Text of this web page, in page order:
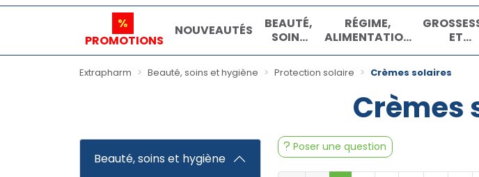
%
PROMOTIONS
NOUVEAUTÉS
BEAUTÉ,
SOINS
ET
RÉGIME,
ALIMENTATION
& VITAMINES
ET
Extrapharm Beauté, soins et hygiène Protection solaire Crèmes solaires
Crèmes
Poser une question
Beauté, soins et hygiène